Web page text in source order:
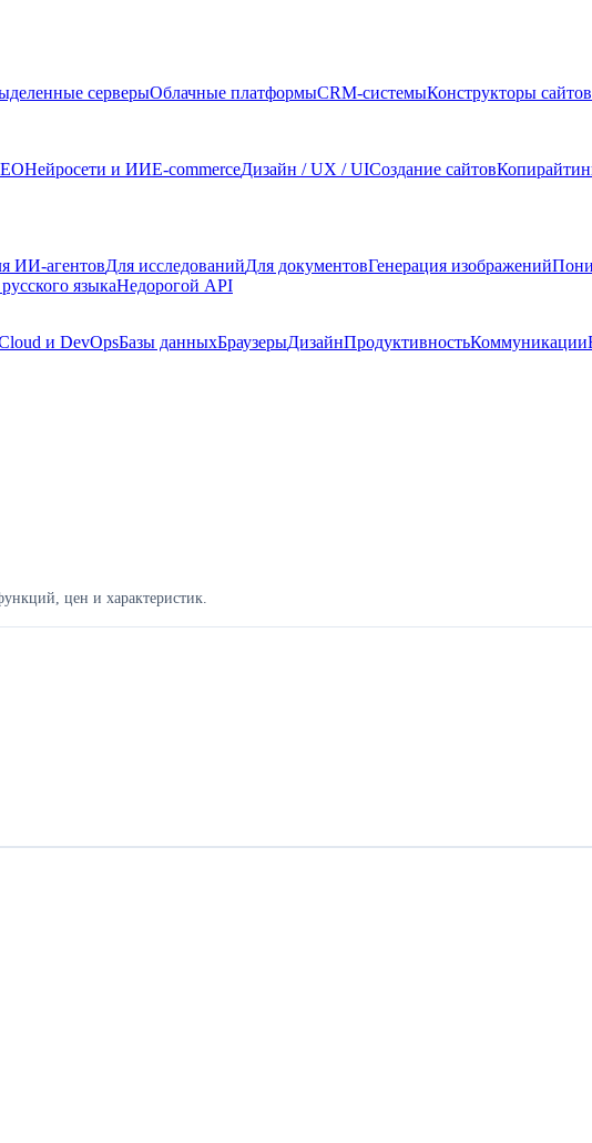
серверыОблачные платформыCRM-системыКонструкторы сайтов
Нейросети и ИИE-commerceДизайн / UX / UIСоздание сайтов
ИИ-агентовДля исследованийДля документовГенерация изображений
языкаНедорогой API
и DevOpsБазы данныхБраузерыДизайнПродуктивностьКоммуникации
цен и характеристик.